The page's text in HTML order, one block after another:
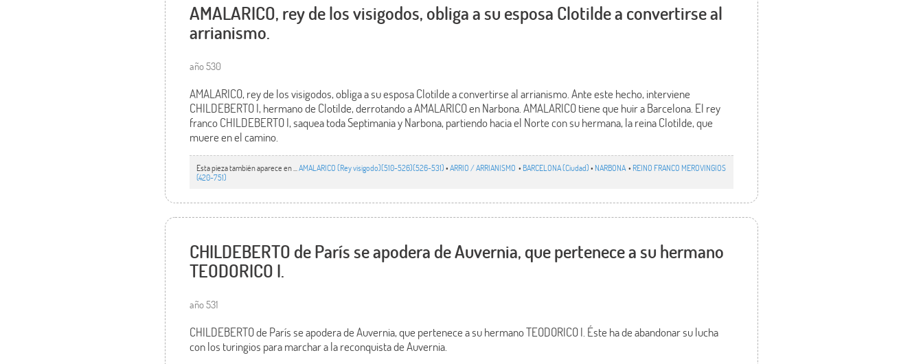
AMALARICO, rey de los visigodos, obliga a su esposa Clotilde a convertirse al
arrianismo.
año 530
AMALARICO, rey de los visigodos, obliga a su esposa Clotilde a convertirse al arrianismo. Ante este hecho, interviene
CHILDEBERTO I, hermano de Clotilde, derrotando a AMALARICO en Narbona. AMALARICO tiene que huir a Barcelona. El rey
franco CHILDEBERTO I, saquea toda Septimania y Narbona, partiendo hacia el Norte con su hermana, la reina Clotilde, que
muere en el camino.
Esta pieza también aparece en ...AMALARICO (Rey visigodo)(510-526)(526-531)•ARRIO / ARRIANISMO • BARCELONA (Ciudad)• NARBONA• REINO FRANCO MEROVINGIOS
(420-751)
CHILDEBERTO de París se apodera de Auvernia, que pertenece a su hermano
TEODORICO I.
año 531
CHILDEBERTO de París se apodera de Auvernia, que pertenece a su hermano TEODORICO I. Éste ha de abandonar su lucha
con los turingios para marchar a la reconquista de Auvernia.